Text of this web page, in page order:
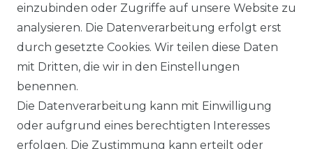
Hemd (126130250)
ab 39,99 € *
einzubinden oder Zugriffe auf unsere Website zu
analysieren. Die Datenverarbeitung erfolgt erst
durch gesetzte Cookies. Wir teilen diese Daten
mit Dritten, die wir in den Einstellungen
benennen.
Die Datenverarbeitung kann mit Einwilligung
oder aufgrund eines berechtigten Interesses
erfolgen. Die Zustimmung kann erteilt oder